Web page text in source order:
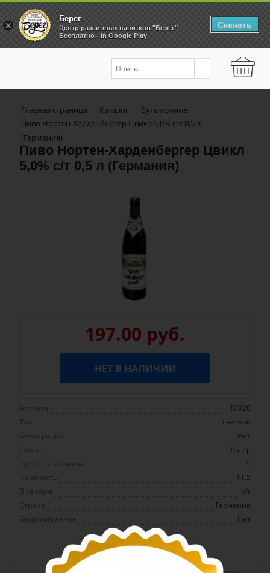
Главная страница Каталог
Бутылочное
Пиво Нортен-Харденбергер Цвикл 5,0% с/т 0,5 л
(Германия)
Пиво Нортен-Харденбергер Цвикл
5,0% с/т 0,5 л (Германия)
197.00 руб.
НЕТ В НАЛИЧИИ
Артикул
10920
Тип
светлое
Фильтрация
Нет
Стиль
Лагер
Процент алкоголя
5
Плотность
11.5
Вид тары
с/т
Страна
Германия
Безалкогольное
Нет
×
Берег
Центр разливных напитков "Берег"
Бесплатно - In Google Play
Скачать